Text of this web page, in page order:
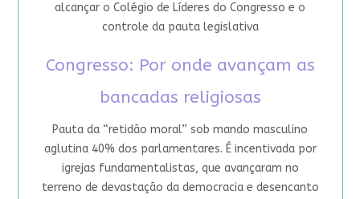
alcançar o Colégio de Líderes do Congresso e o
controle da pauta legislativa
Congresso: Por onde avançam as
bancadas religiosas
Pauta da “retidão moral” sob mando masculino
aglutina 40% dos parlamentares. É incentivada por
igrejas fundamentalistas, que avançaram no
terreno de devastação da democracia e desencanto